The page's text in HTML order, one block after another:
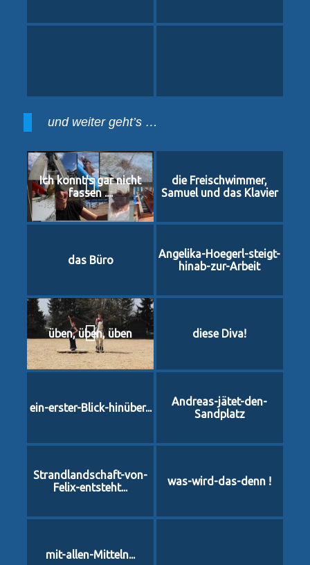
und weiter geht’s …
Ich konnt's gar nicht
fassen ....
die Freischwimmer,
Samuel und das Klavier
das Büro
Angelika-Hoegerl-steigt-
hinab-zur-Arbeit
üben, üben, üben diese Diva!
ein-erster-Blick-hinüber...
Andreas-jätet-den-
Sandplatz
Strandlandschaft-von-
Felix-entsteht...
was-wird-das-denn !
mit-allen-Mitteln...